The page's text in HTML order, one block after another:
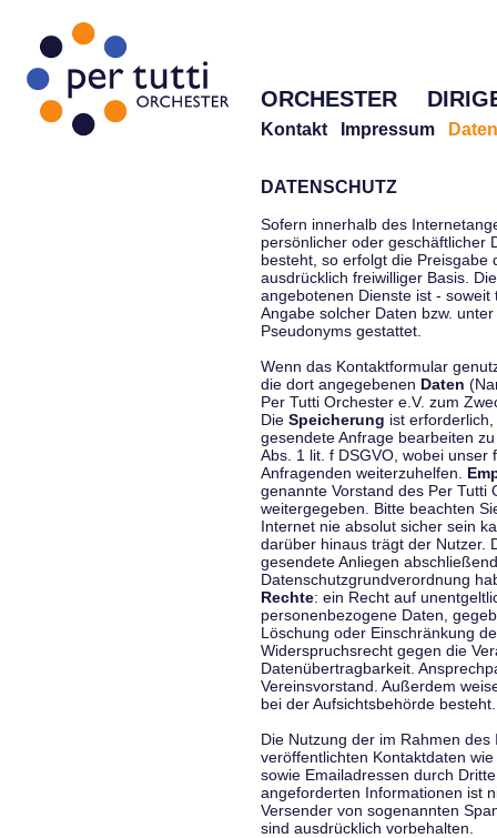
ORCHESTER
Kontakt Impressum
DATENSCHUTZ
Sofern innerhalb des
persönlicher oder geschäftlicher
besteht, so erfolgt die Preisgabe
ausdrücklich freiwilliger Basis.
angebotenen Dienste ist -
Angabe solcher Daten bzw.
Pseudonyms gestattet.
Wenn das Kontaktformular
die dort angegebenen Daten
Per Tutti Orchester e.V. zum
Die Speicherung ist
gesendete Anfrage bearbeiten
Abs. 1 lit. f DSGVO, wobei
Anfragenden weiterzuhelfen.
genannte Vorstand des Per Tutti
weitergegeben. Bitte beachten
Internet nie absolut sicher sein
darüber hinaus trägt der Nutzer.
gesendete Anliegen
Datenschutzgrundverordnung
Rechte: ein Recht auf
personenbezogene Daten,
Löschung oder Einschränkung
Widerspruchsrecht gegen die
Datenübertragbarkeit.
Vereinsvorstand. Außerdem
bei der Aufsichtsbehörde besteht.
Die Nutzung der im Rahmen
veröffentlichten Kontaktdaten
sowie Emailadressen durch
angeforderten Informationen ist
Versender von sogenannten
sind ausdrücklich vorbehalten.